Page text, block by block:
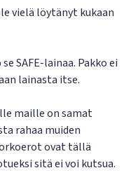
vielä löytänyt kukaan
SAFE-lainaa. Pakko ei
lainasta itse.
maille on samat
rahaa muiden
ovat tällä
sitä ei voi kutsua.